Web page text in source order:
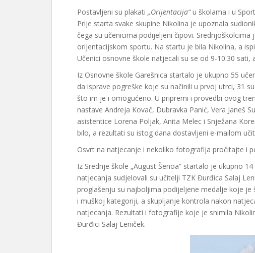
Postavljeni su plakati „Orijentacija“u školama i u
Prije starta svake skupine Nikolina je upoznala
čega su učenicima podijeljeni čipovi.
orijentacijskom sportu. Na startu je bila Nikolina, a
Učenici osnovne škole natjecali su se od 9-10:30 sati,
Iz Osnovne škole Garešnica startalo je ukupno 55
da isprave pogreške koje su načinili u prvoj utrci, 31
što im je i omogućeno. U pripremi i provedbi ovog
nastave Andreja Kovač, Dubravka Panić, Vera Janeš
asistentice Lorena Poljak, Anita Melec i Snježana
bilo, a rezultati su istog dana dostavljeni e-mailom
Osvrt na natjecanje i nekoliko fotografija pročitajte i
Iz Srednje škole „August Šenoa“ startalo je ukupno
natjecanja sudjelovali su učitelji TZK Đurđica Salaj
proglašenju su najboljima podijeljene medalje koje
i muškoj kategoriji, a skupljanje kontrola nakon
natjecanja. Rezultati i fotografije koje je snimila
Đurđici Salaj Leniček.